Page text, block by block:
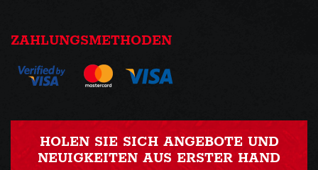
ZAHLUNGSMETHODEN
HOLEN SIE SICH ANGEBOTE UND
NEUIGKEITEN AUS ERSTER HAND